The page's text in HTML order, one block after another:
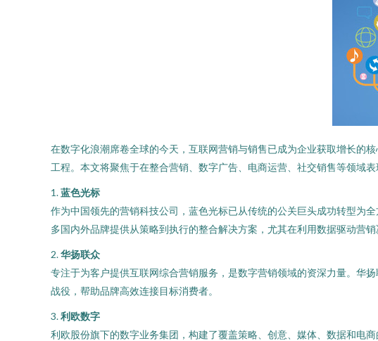
在数字化浪潮席卷全球的今天，互联网营销与销售已成为企业获取增长的
工程。本文将聚焦于在整合营销、数字广告、电商运营、社交销售等领域
1.蓝色光标
作为中国领先的营销科技公司，蓝色光标已从传统的公关巨头成功转型为
多国内外品牌提供从策略到执行的整合解决方案，尤其在利用数据驱动营销
2.华扬联众
专注于为客户提供互联网综合营销服务，是数字营销领域的资深力量。华
战役，帮助品牌高效连接目标消费者。
3.利欧数字
利欧股份旗下的数字业务集团，构建了覆盖策略、创意、媒体、数据和电